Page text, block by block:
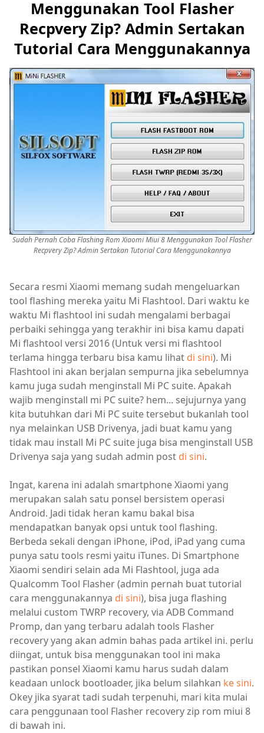
Menggunakan Tool Flasher
Recpvery Zip? Admin Sertakan
Tutorial Cara Menggunakannya
Sudah Pernah Coba Flashing Rom Xiaomi Miui 8 Menggunakan Tool Flasher
Recpvery Zip? Admin Sertakan Tutorial Cara Menggunakannya
Secara resmi Xiaomi memang sudah mengeluarkan
tool flashing mereka yaitu Mi Flashtool. Dari waktu ke
waktu Mi flashtool ini sudah mengalami berbagai
perbaiki sehingga yang terakhir ini bisa kamu dapati
Mi flashtool versi 2016 (Untuk versi mi flashtool
terlama hingga terbaru bisa kamu lihat di sini). Mi
Flashtool ini akan berjalan sempurna jika sebelumnya
kamu juga sudah menginstall Mi PC suite. Apakah
wajib menginstall mi PC suite? hem... sejujurnya yang
kita butuhkan dari Mi PC suite tersebut bukanlah tool
nya melainkan USB Drivenya, jadi buat kamu yang
tidak mau install Mi PC suite juga bisa menginstall USB
Drivenya saja yang sudah admin post di sini.
Ingat, karena ini adalah smartphone Xiaomi yang
merupakan salah satu ponsel bersistem operasi
Android. Jadi tidak heran kamu bakal bisa
mendapatkan banyak opsi untuk tool flashing.
Berbeda sekali dengan iPhone, iPod, iPad yang cuma
punya satu tools resmi yaitu iTunes. Di Smartphone
Xiaomi sendiri selain ada Mi Flashtool, juga ada
Qualcomm Tool Flasher (admin pernah buat tutorial
cara menggunakannya di sini), bisa juga flashing
melalui custom TWRP recovery, via ADB Command
Promp, dan yang terbaru adalah tools Flasher
recovery yang akan admin bahas pada artikel ini. perlu
diingat, untuk bisa menggunakan tool ini maka
pastikan ponsel Xiaomi kamu harus sudah dalam
keadaan unlock bootloader, jika belum silahkan ke sini.
Okey jika syarat tadi sudah terpenuhi, mari kita mulai
cara penggunaan tool Flasher recovery zip rom miui 8
di bawah ini.